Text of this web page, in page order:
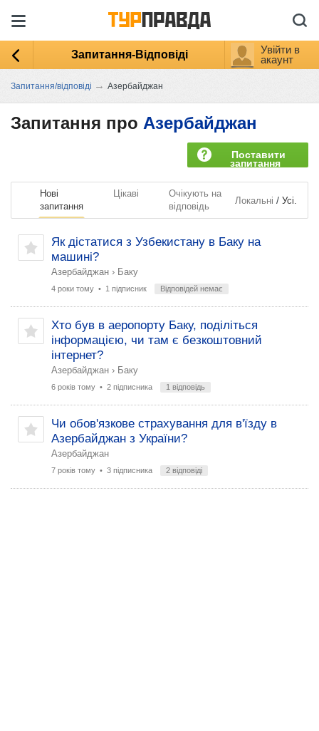
Запитання-Відповіді
Увійти в
акаунт
Запитання/відповіді → Азербайджан
Запитання про Азербайджан
Поставити
запитання
Нові
запитання
Цікаві
Очікують на
відповідь
Локальні / Усі.
Як дістатися з Узбекистану в Баку на
машині?
Азербайджан › Баку
4 роки тому • 1 підписник Відповідей немає
Хто був в аеропорту Баку, поділіться
інформацією, чи там є безкоштовний
інтернет?
Азербайджан › Баку
6 років тому • 2 підписника 1 відповідь
Чи обов'язкове страхування для в'їзду в
Азербайджан з України?
Азербайджан
7 років тому • 3 підписника 2 відповіді